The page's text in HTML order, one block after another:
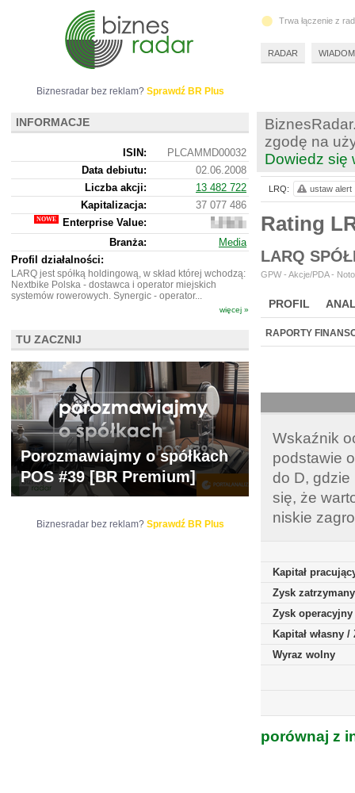
zgodę na
Dowiedz się
Rating
LARQ
GPW - Akcje/PDA -
PROFIL
BR LAB
RAPORTY
Wskaźnik
podstawie
do D, gdzie
się, że
niskie
Kapitał
Zysk
Zysk operacyjny
Kapitał własny
Wyraz wolny
porównaj z
LRQ: ustaw alert
Biznesradar bez reklam? Sprawdź BR Plus
INFORMACJE
ISIN:
PLCAMMD00032
Data debiutu:
02.06.2008
Liczba akcji:
13 482 722
Kapitalizacja:
37 077 486
Enterprise Value:
49
807
486
Branża:
Media
Profil działalności:
LARQ jest spółką holdingową, w skład której wchodzą:
Nextbike Polska - dostawca i operator miejskich
systemów rowerowych. Synergic - operator...
więcej »
TU ZACZNIJ
Porozmawiajmy o spółkach
POS #39 [BR Premium]
Biznesradar bez reklam? Sprawdź BR Plus
Trwa łączenie z
RADAR